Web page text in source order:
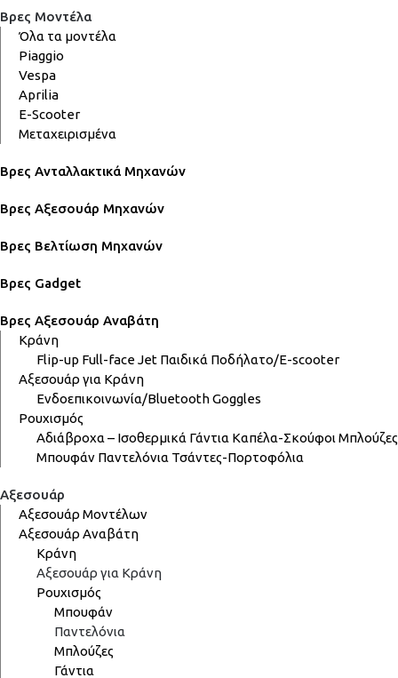
Βρες Μοντέλα
Όλα τα μοντέλα
Piaggio
Vespa
Aprilia
E-Scooter
Μεταχειρισμένα
Βρες Ανταλλακτικά Μηχανών
Βρες Αξεσουάρ Μηχανών
Βρες Βελτίωση Μηχανών
Βρες Gadget
Βρες Αξεσουάρ Αναβάτη
Κράνη
Flip-up Full-faceJet Παιδικά Ποδήλατο/E-scooter
Αξεσουάρ για Κράνη
Ενδοεπικοινωνία/BluetoothGoggles
Ρουχισμός
Αδιάβροχα – Ισοθερμικά Γάντια Καπέλα-Σκούφοι Μπλούζες
Μπουφάν Παντελόνια Τσάντες-Πορτοφόλια
Αξεσουάρ
Αξεσουάρ Μοντέλων
Αξεσουάρ Αναβάτη
Κράνη
Αξεσουάρ για Κράνη
Ρουχισμός
Μπουφάν
Παντελόνια
Μπλούζες
Γάντια